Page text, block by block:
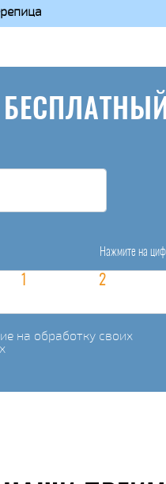
Нажмите на
на обработку своих